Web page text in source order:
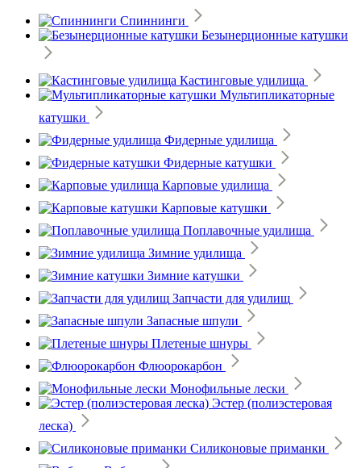
Спиннинги
Безынерционные катушки
Кастинговые удилища
Мультипликаторные
катушки
Фидерные удилища
Фидерные катушки
Карповые удилища
Карповые катушки
Поплавочные удилища
Зимние удилища
Зимние катушки
Запчасти для удилищ
Запасные шпули
Плетеные шнуры
Флюорокарбон
Монофильные лески
Эстер (полиэстеровая
леска)
Силиконовые приманки